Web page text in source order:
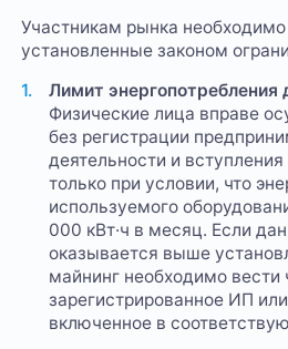
Участникам рынка необходимо
установленные законом
Лимит энергопотребления
Физические лица вправе
без регистрации
деятельности и
только при условии, что
используемого
000 кВт·ч в месяц. Если
оказывается выше
майнинг необходимо вести
зарегистрированное ИП
включенное в